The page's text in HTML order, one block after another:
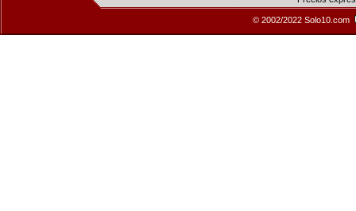
© 2002/2022 Solo10.com